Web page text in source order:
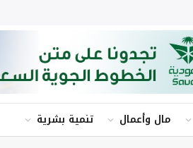
مال وأعمال تنمية بشرية